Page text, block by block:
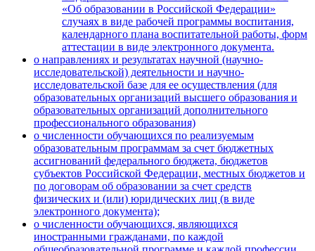
«Об образовании в Российской Федерации»
случаях в виде рабочей программы воспитания,
календарного плана воспитательной работы, форм
аттестации в виде электронного документа.
о направлениях и результатах научной (научно-
исследовательской) деятельности и научно-
исследовательской базе для ее осуществления (для
образовательных организаций высшего образования и
образовательных организаций дополнительного
профессионального образования)
о численности обучающихся по реализуемым
образовательным программам за счет бюджетных
ассигнований федерального бюджета, бюджетов
субъектов Российской Федерации, местных бюджетов и
по договорам об образовании за счет средств
физических и (или) юридических лиц (в виде
электронного документа);
о численности обучающихся, являющихся
иностранными гражданами, по каждой